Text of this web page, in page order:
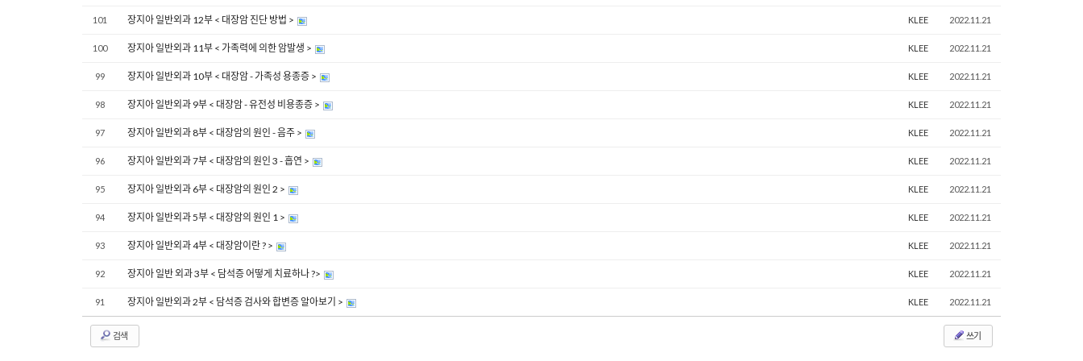
101 장지아 일반외과 12부 < 대장암 진단 방법 > KLEE 2022.11.21
100 장지아 일반외과 11부 < 가족력에 의한 암발생 > KLEE 2022.11.21
99 장지아 일반외과 10부 < 대장암 - 가족성 용종증 > KLEE 2022.11.21
98 장지아 일반외과 9부 < 대장암 - 유전성 비용종증 > KLEE 2022.11.21
97 장지아 일반외과 8부 < 대장암의 원인 - 음주 > KLEE 2022.11.21
96 장지아 일반외과 7부 < 대장암의 원인 3 - 흡연 > KLEE 2022.11.21
95 장지아 일반외과 6부 < 대장암의 원인 2 > KLEE 2022.11.21
94 장지아 일반외과 5부 < 대장암의 원인 1 > KLEE 2022.11.21
93 장지아 일반외과 4부 < 대장암이란 ? > KLEE 2022.11.21
92 장지아 일반 외과 3부 < 담석증 어떻게 치료하나 ?> KLEE 2022.11.21
91 장지아 일반외과 2부 < 담석증 검사와 합변증 알아보기 > KLEE 2022.11.21
검색 쓰기